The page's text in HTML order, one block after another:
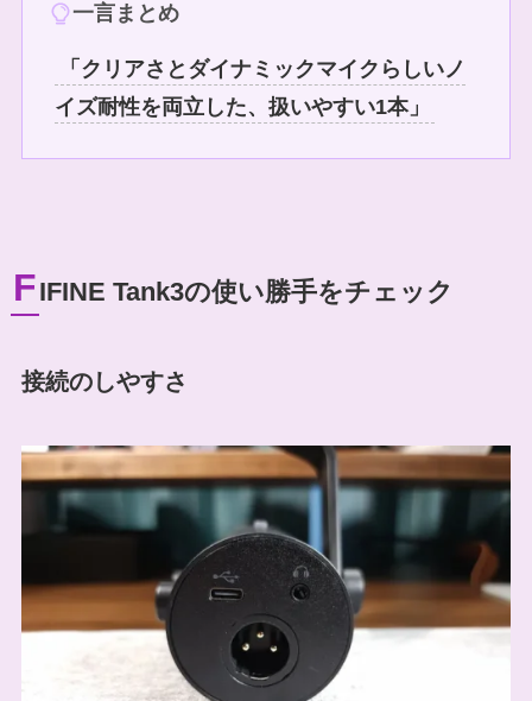
一言まとめ
「クリアさとダイナミックマイクらしいノ
イズ耐性を両立した、扱いやすい1本」
FIFINE Tank3の使い勝手をチェック
接続のしやすさ